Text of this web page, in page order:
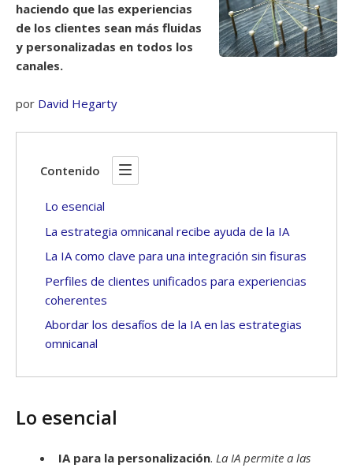
haciendo que las experiencias
de los clientes sean más fluidas
y personalizadas en todos los
canales.
por David Hegarty
Contenido
Lo esencial
La estrategia omnicanal recibe ayuda de la IA
La IA como clave para una integración sin fisuras
Perfiles de clientes unificados para experiencias
coherentes
Abordar los desafíos de la IA en las estrategias
omnicanal
Lo esencial
IA para la personalización. La IA permite a las